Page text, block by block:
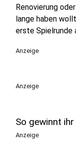
Renovierung
lange haben
erste Spielrunde
Anzeige
Anzeige
So gewinnt
Anzeige